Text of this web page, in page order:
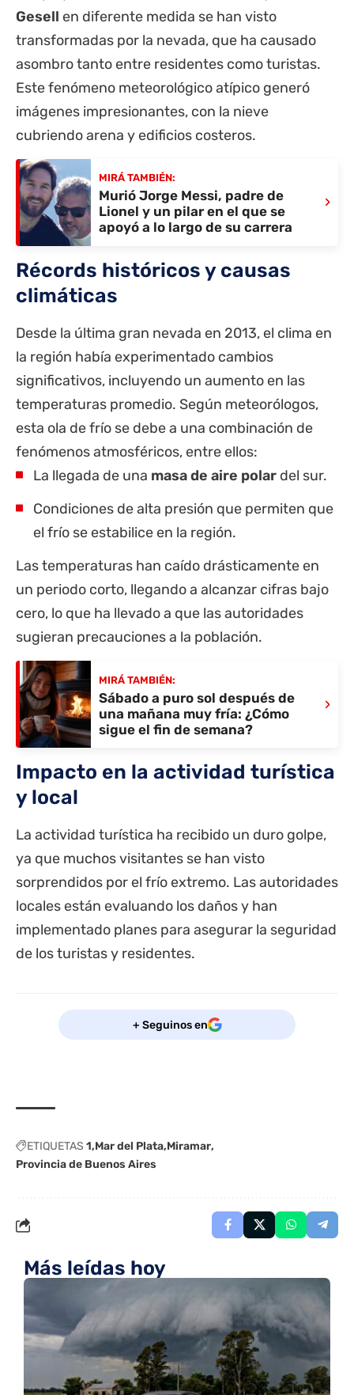
Gesell en diferente medida se han visto
transformadas por la nevada, que ha causado
asombro tanto entre residentes como turistas.
Este fenómeno meteorológico atípico generó
imágenes impresionantes, con la nieve
cubriendo arena y edificios costeros.
MIRÁ TAMBIÉN:
Murió Jorge Messi, padre de
Lionel y un pilar en el que se
apoyó a lo largo de su carrera
›
Récords históricos y causas
climáticas
Desde la última gran nevada en 2013, el clima en
la región había experimentado cambios
significativos, incluyendo un aumento en las
temperaturas promedio. Según meteorólogos,
esta ola de frío se debe a una combinación de
fenómenos atmosféricos, entre ellos:
La llegada de una masa de aire polar del sur.
Condiciones de alta presión que permiten que
el frío se estabilice en la región.
Las temperaturas han caído drásticamente en
un periodo corto, llegando a alcanzar cifras bajo
cero, lo que ha llevado a que las autoridades
sugieran precauciones a la población.
MIRÁ TAMBIÉN:
Sábado a puro sol después de
una mañana muy fría: ¿Cómo
sigue el fin de semana?
›
Impacto en la actividad turística
y local
La actividad turística ha recibido un duro golpe,
ya que muchos visitantes se han visto
sorprendidos por el frío extremo. Las autoridades
locales están evaluando los daños y han
implementado planes para asegurar la seguridad
de los turistas y residentes.
+ Seguinos en
ETIQUETAS 1 Mar del Plata Miramar
Provincia de Buenos Aires
Más leídas hoy